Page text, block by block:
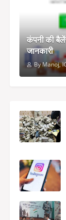
कंपनी की
जानकारी
By Manoj,